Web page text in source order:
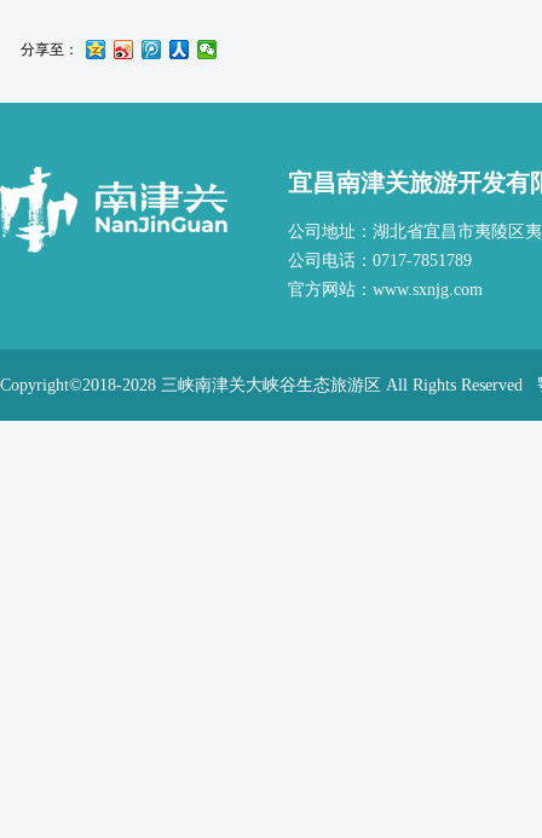
分享至：
宜昌南津关旅游开发有
公司地址：湖北省宜昌市夷陵区
公司电话：0717-7851789
官方网站：www.sxnjg.com
Copyright©2018-2028 三峡南津关大峡谷生态旅游区 All Rights Reserved